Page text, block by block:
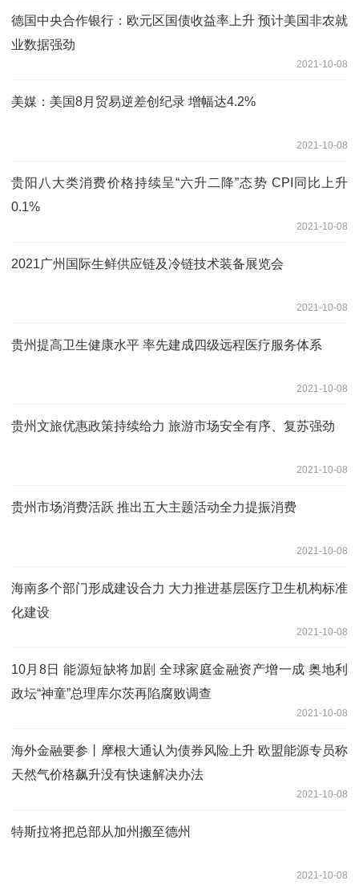
德国中央合作银行：欧元区国债收益率上升 预计美国非农就
业数据强劲
2021-10-08
美媒：美国8月贸易逆差创纪录 增幅达4.2%
2021-10-08
贵阳八大类消费价格持续呈“六升二降”态势 CPI同比上升
0.1%
2021-10-08
2021广州国际生鲜供应链及冷链技术装备展览会
2021-10-08
贵州提高卫生健康水平 率先建成四级远程医疗服务体系
2021-10-08
贵州文旅优惠政策持续给力 旅游市场安全有序、复苏强劲
2021-10-08
贵州市场消费活跃 推出五大主题活动全力提振消费
2021-10-08
海南多个部门形成建设合力 大力推进基层医疗卫生机构标准
化建设
2021-10-08
10月8日 能源短缺将加剧 全球家庭金融资产增一成 奥地利
政坛“神童”总理库尔茨再陷腐败调查
2021-10-08
海外金融要参丨摩根大通认为债券风险上升 欧盟能源专员称
天然气价格飙升没有快速解决办法
2021-10-08
特斯拉将把总部从加州搬至德州
2021-10-08